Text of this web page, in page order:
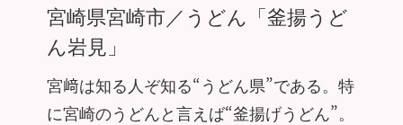
宮崎県宮崎市／うどん「釜揚うど
ん岩見」
宮﨑は知る人ぞ知る“うどん県”である。特
に宮崎のうどんと言えば“釜揚げうどん”。